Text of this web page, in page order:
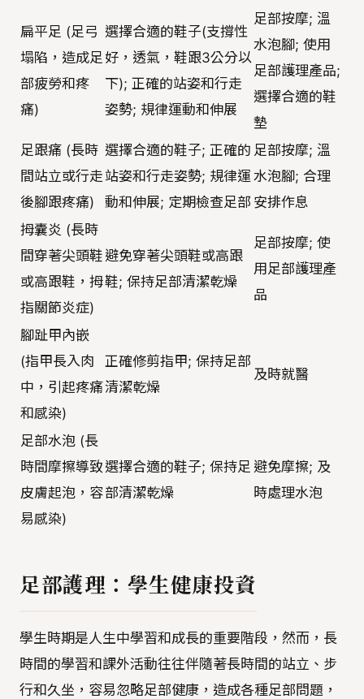
扁平足 (足弓
塌陷，造成足
部疲勞和疼
痛)
選擇合適的鞋子(支撐性
好，透氣，鞋跟3公分以
下); 正確的站姿和行走
姿勢; 規律運動和伸展
足部按摩; 溫
水泡腳; 使用
足部護理產品;
選擇合適的鞋
墊
足跟痛 (長時
間站立或行走
後腳跟疼痛)
選擇合適的鞋子; 正確的
站姿和行走姿勢; 規律運
動和伸展; 定期檢查足部
足部按摩; 溫
水泡腳; 合理
安排作息
拇囊炎 (長時
間穿著尖頭鞋
或高跟鞋，拇
指關節炎症)
避免穿著尖頭鞋或高跟
鞋; 保持足部清潔乾燥
足部按摩; 使
用足部護理產
品
腳趾甲內嵌
(指甲長入肉
中，引起疼痛
和感染)
正確修剪指甲; 保持足部
清潔乾燥
及時就醫
足部水泡 (長
時間摩擦導致
皮膚起泡，容
易感染)
選擇合適的鞋子; 保持足
部清潔乾燥
避免摩擦; 及
時處理水泡
足部護理：學生健康投資
學生時期是人生中學習和成長的重要階段，然而，長
時間的學習和課外活動往往伴隨著長時間的站立、步
行和久坐，容易忽略足部健康，造成各種足部問題，